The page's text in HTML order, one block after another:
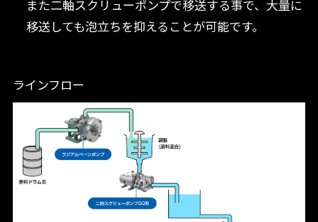
また二軸スクリューポンプで移送する事で、大量に
移送しても泡立ちを抑えることが可能です。
ラインフロー